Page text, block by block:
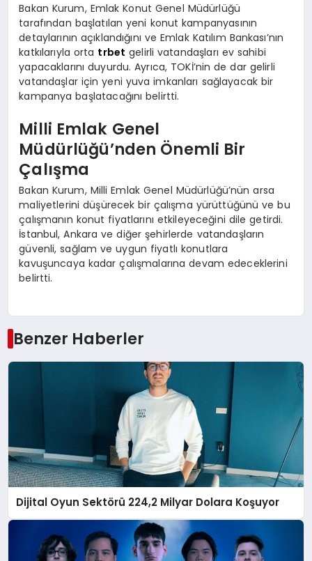
Bakan Kurum, Emlak Konut Genel Müdürlüğü
tarafından başlatılan yeni konut kampanyasının
detaylarının açıklandığını ve Emlak Katılım Bankası’nın
katkılarıyla orta trbet gelirli vatandaşları ev sahibi
yapacaklarını duyurdu. Ayrıca, TOKİ’nin de dar gelirli
vatandaşlar için yeni yuva imkanları sağlayacak bir
kampanya başlatacağını belirtti.
Milli Emlak Genel
Müdürlüğü’nden Önemli Bir
Çalışma
Bakan Kurum, Milli Emlak Genel Müdürlüğü’nün arsa
maliyetlerini düşürecek bir çalışma yürüttüğünü ve bu
çalışmanın konut fiyatlarını etkileyeceğini dile getirdi.
İstanbul, Ankara ve diğer şehirlerde vatandaşların
güvenli, sağlam ve uygun fiyatlı konutlara
kavuşuncaya kadar çalışmalarına devam edeceklerini
belirtti.
Benzer Haberler
Dijital Oyun Sektörü 224,2 Milyar Dolara Koşuyor